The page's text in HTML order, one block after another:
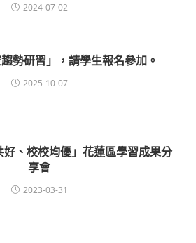
2024-07-02
趨勢研習」，請學生報名參加。
2025-10-07
、校校均優」花蓮區學習成果分
享會
2023-03-31